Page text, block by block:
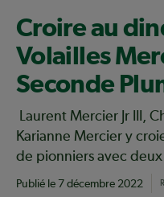
Croire au
Volailles
Seconde
Laurent Mercier Jr III,
Karianne Mercier y
de pionniers avec
Publié le 7 décembre 2022